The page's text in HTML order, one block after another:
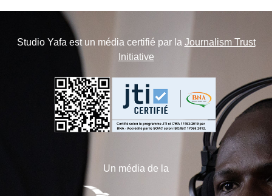
Studio Yafa est un média certifié par la Journalism Trust
Initiative
Un média de la